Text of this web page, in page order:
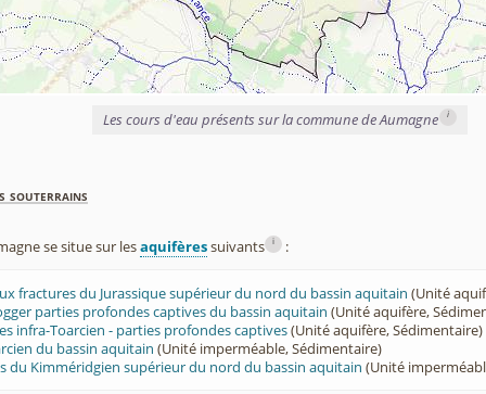
Les cours d'eau présents sur la commune de Aumagne i
souterrains
se situe sur lesaquifèressuivants i :
fractures du Jurassique supérieur du nord du bassin aquitain (Unité
parties profondes captives du bassin aquitain (Unité aquifère,
infra-Toarcien - parties profondes captives(Unité aquifère, Sédimentaire)
du bassin aquitain (Unité imperméable, Sédimentaire)
du Kimméridgien supérieur du nord du bassin aquitain (Unité